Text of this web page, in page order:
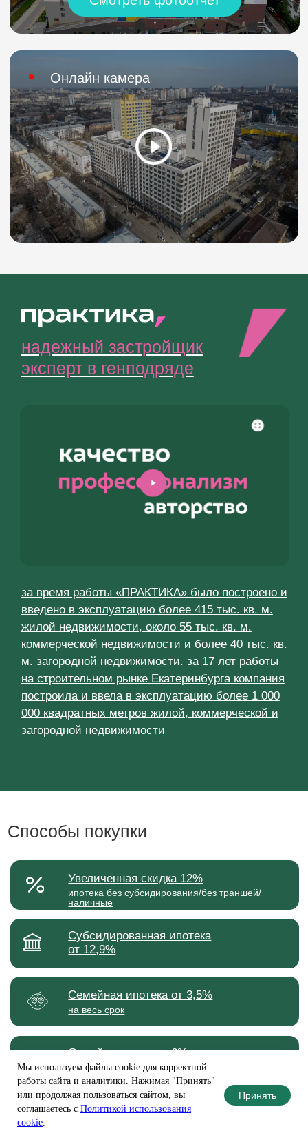
Мы используем файлы cookie для корректной
работы сайта и аналитики. Нажимая "Принять"
или продолжая пользоваться сайтом, вы
соглашаетесь с Политикой использования
cookie.
Принять